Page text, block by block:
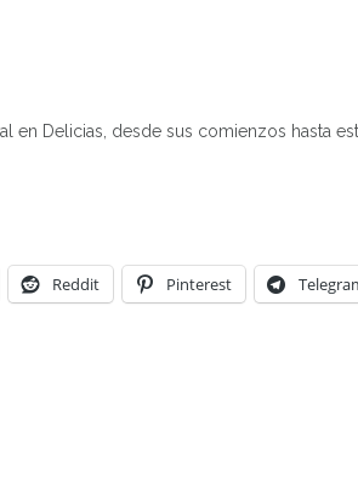
en Delicias, desde sus comienzos hasta
Reddit Pinterest